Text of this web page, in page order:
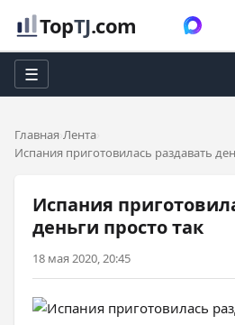
TopTJ.com
☰
Главная Лента
Испания приготовилась раздавать
Испания
деньги просто так
18 мая 2020, 20:45